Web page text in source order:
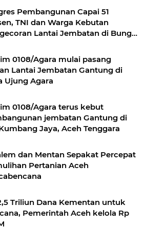
Pembangunan Capai 51
TNI dan Warga Kebutan
Lantai Jembatan di Bunga
0108/Agara mulai pasang
Lantai Jembatan Gantung di
Ujung Agara
0108/Agara terus kebut
jembatan Gantung di
Jaya, Aceh Tenggara
dan Mentan Sepakat Percepat
Pertanian Aceh
Triliun Dana Kementan untuk
Pemerintah Aceh kelola Rp